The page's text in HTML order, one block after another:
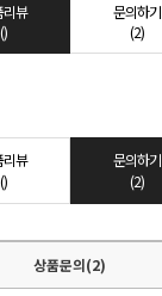
뷰
()
문의하기
(2)
뷰
()
문의하기
(2)
상품문의(2)